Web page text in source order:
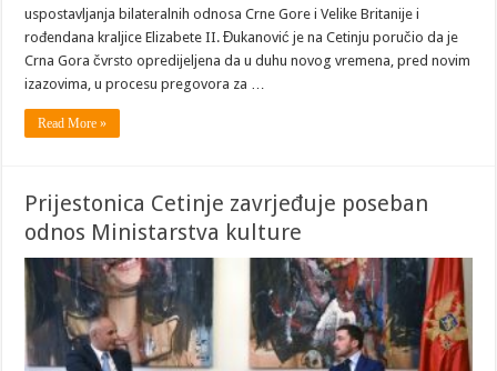
uspostavljanja bilateralnih odnosa Crne Gore i Velike Britanije i
rođendana kraljice Elizabete II. Đukanović je na Cetinju poručio da je
Crna Gora čvrsto opredijeljena da u duhu novog vremena, pred novim
izazovima, u procesu pregovora za …
Read More »
Prijestonica Cetinje zavrjeđuje poseban
odnos Ministarstva kulture